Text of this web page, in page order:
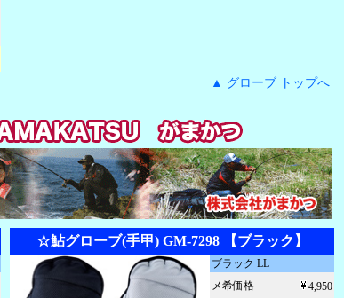
▲ グローブ トップへ
☆鮎グローブ(手甲) GM-7298 【ブラック】
ブラック LL
メ希価格
4,950